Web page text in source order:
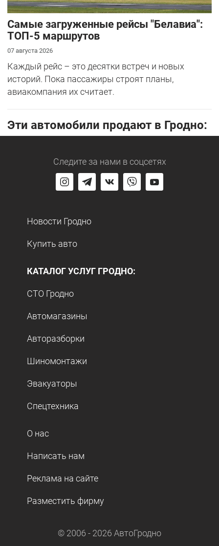
Самые загруженные рейсы "Белавиа":
ТОП-5 маршрутов
07 августа 2026
Каждый рейс – это десятки встреч и новых
историй. Пока пассажиры строят планы,
авиакомпания их считает.
Эти автомобили продают в Гродно:
Следите за нами в соцсетях
Новости Гродно
Купить авто
КАТАЛОГ УСЛУГ ГРОДНО:
СТО Гродно
Автомагазины
Авторазборки
Шиномонтажи
Эвакуаторы
Спецтехника
О нас
Написать нам
Реклама на сайте
Разместить фирму
© 2006 - 2026 АвтоГродно